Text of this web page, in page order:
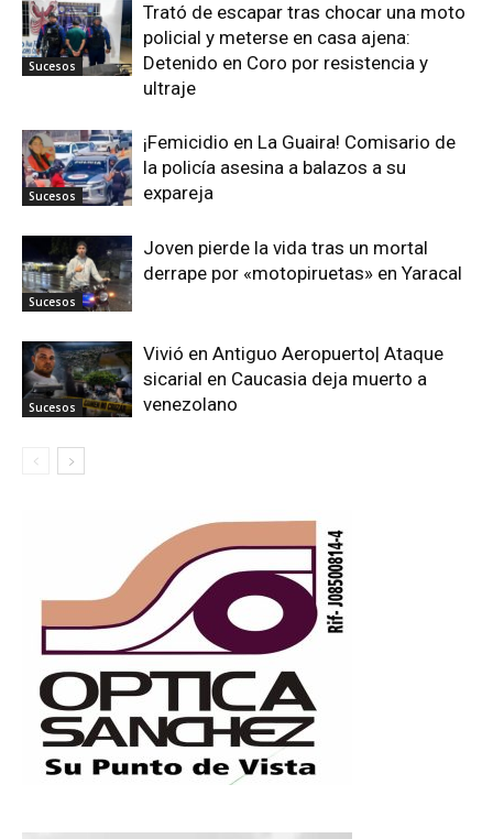
Sucesos
Trató de escapar tras chocar una moto
policial y meterse en casa ajena:
Detenido en Coro por resistencia y
ultraje
Sucesos
¡Femicidio en La Guaira! Comisario de
la policía asesina a balazos a su
expareja
Sucesos
Joven pierde la vida tras un mortal
derrape por «motopiruetas» en Yaracal
Sucesos
Vivió en Antiguo Aeropuerto| Ataque
sicarial en Caucasia deja muerto a
venezolano